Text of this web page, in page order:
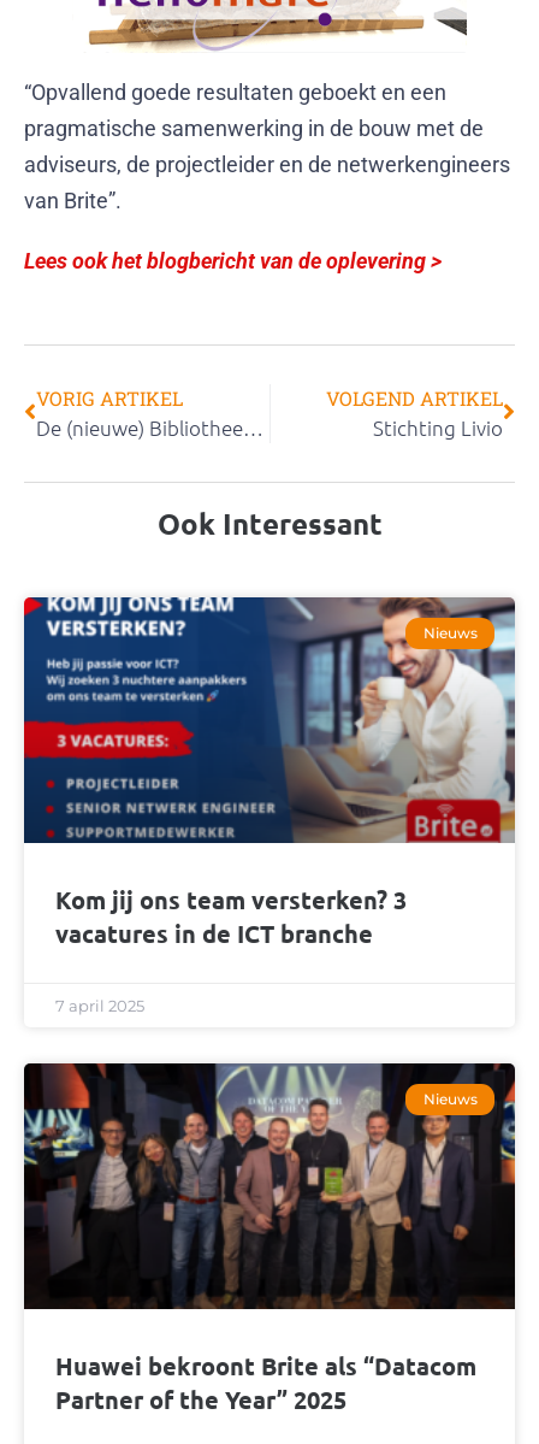
“Opvallend goede resultaten geboekt en een
pragmatische samenwerking in de bouw met de
adviseurs, de projectleider en de netwerkengineers
van Brite”.
Lees ook het blogbericht van de oplevering >
VORIG ARTIKEL
De (nieuwe) Bibliotheek Deventer
VOLGEND ARTIKEL
Stichting Livio
Ook Interessant
Nieuws
Kom jij ons team versterken? 3
vacatures in de ICT branche
7 april 2025
Nieuws
Huawei bekroont Brite als “Datacom
Partner of the Year” 2025